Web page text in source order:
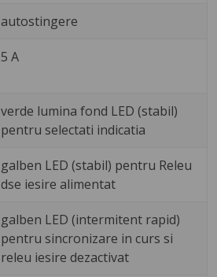
autostingere
5 A
verde lumina fond LED (stabil)
pentru selectati indicatia
galben LED (stabil) pentru Releu
dse iesire alimentat
galben LED (intermitent rapid)
pentru sincronizare in curs si
releu iesire dezactivat